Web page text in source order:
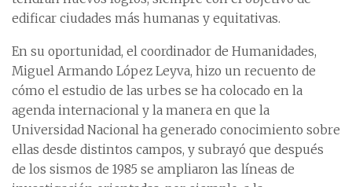
edificar ciudades más humanas y equitativas.
En su oportunidad, el coordinador de Humanidades,
Miguel Armando López Leyva, hizo un recuento de
cómo el estudio de las urbes se ha colocado en la
agenda internacional y la manera en que la
Universidad Nacional ha generado conocimiento sobre
ellas desde distintos campos, y subrayó que después
de los sismos de 1985 se ampliaron las líneas de